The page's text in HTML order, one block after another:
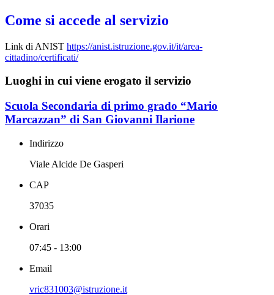
Come si accede al servizio
Link di ANIST https://anist.istruzione.gov.it/it/area-
cittadino/certificati/
Luoghi in cui viene erogato il servizio
Scuola Secondaria di primo grado “Mario
Marcazzan” di San Giovanni Ilarione
Indirizzo
Viale Alcide De Gasperi
CAP
37035
Orari
07:45 - 13:00
Email
vric831003@istruzione.it